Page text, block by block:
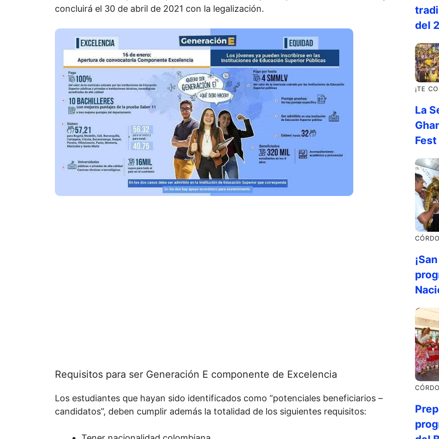
concluirá el 30 de abril de 2021 con la legalización.
Requisitos para ser Generación E componente de Excelencia
Los estudiantes que hayan sido identificados como “potenciales beneficiarios –
candidatos”, deben cumplir además la totalidad de los siguientes requisitos:
del
¡TE
La
Fest